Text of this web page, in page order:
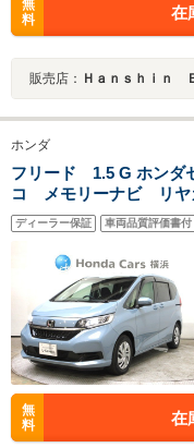
無
料
在
販売店： Ｈａｎｓｈｉｎ
ホンダ
フリード 1.5 G ホン
コ メモリーナビ リ
トヒーター ETC 両側
ー オートリトラミラ
ディーラー保証 車両品質評価書付
無
料
在